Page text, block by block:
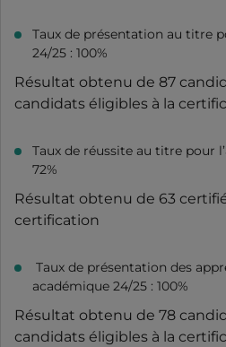
Taux de présentation au titre
24/25 : 100%
Résultat obtenu de 87
candidats éligibles à la
Taux de réussite au titre pour
72%
Résultat obtenu de 63
certification
Taux de présentation des
académique 24/25 : 100%
Résultat obtenu de 78
candidats éligibles à la